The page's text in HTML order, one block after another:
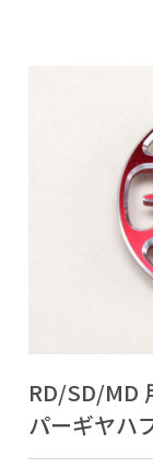
RD/SD/MD
パーギヤハ